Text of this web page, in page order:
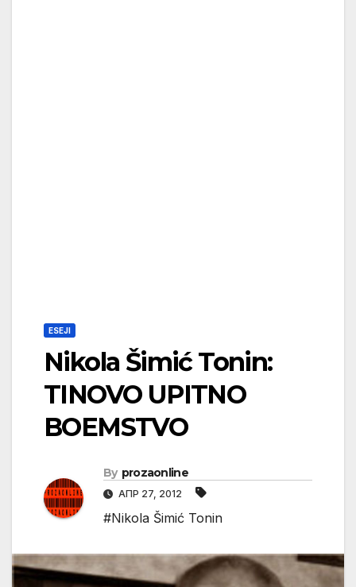
ESEJI
Nikola Šimić Tonin:
TINOVO UPITNO
BOEMSTVO
By prozaonline
АПР 27, 2012
#Nikola Šimić Tonin